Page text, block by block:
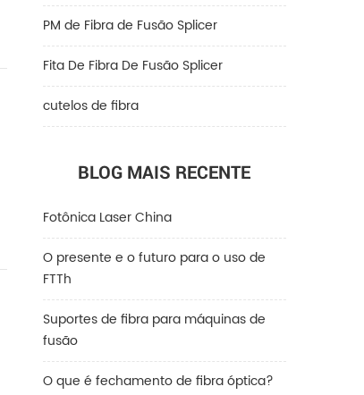
PM de Fibra de Fusão Splicer
Fita De Fibra De Fusão Splicer
cutelos de fibra
BLOG MAIS RECENTE
Fotônica Laser China
O presente e o futuro para o uso de
FTTh
Suportes de fibra para máquinas de
fusão
O que é fechamento de fibra óptica?